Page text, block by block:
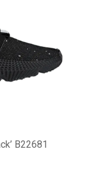
B22681